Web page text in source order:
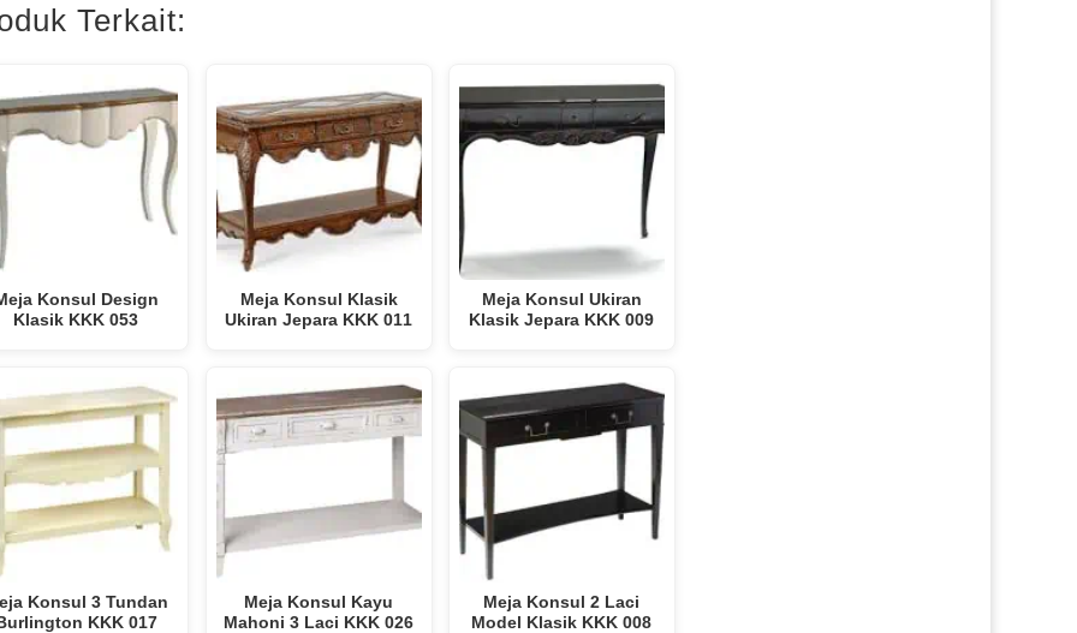
Terkait:
Konsul Design
Klasik KKK 053
Konsul 3 Tundan
KKK 017
Meja Konsul Klasik
Ukiran Jepara KKK 011
Meja Konsul Kayu
Mahoni 3 Laci KKK 026
Meja Konsul Ukiran
Klasik Jepara KKK 009
Meja Konsul 2 Laci
Model Klasik KKK 008